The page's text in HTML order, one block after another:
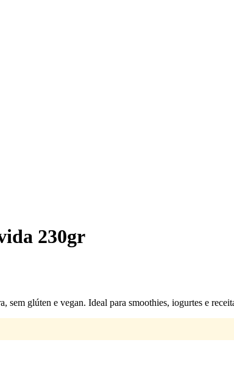
230gr
glúten e vegan. Ideal para smoothies, iogurtes e